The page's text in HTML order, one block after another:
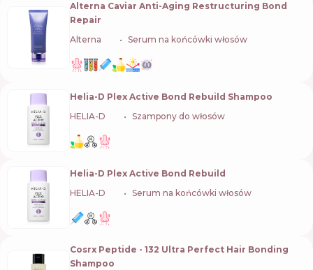
Alterna Caviar Anti-Aging Restructuring Bond
Repair
Alterna
Serum na końcówki włosów
Helia-D Plex Active Bond Rebuild Shampoo
HELIA-D
Szampony do włosów
Helia-D Plex Active Bond Rebuild
HELIA-D
Serum na końcówki włosów
Cosrx Peptide - 132 Ultra Perfect Hair Bonding
Shampoo